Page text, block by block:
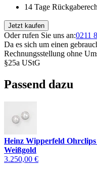
14 Tage
Jetzt kaufen
Oder rufen Sie uns an:0211
Da es sich um einen
Rechnungsstellung ohne
§25a UStG
Passend dazu
Heinz Wipperfeld
Weißgold
3.250,00 €